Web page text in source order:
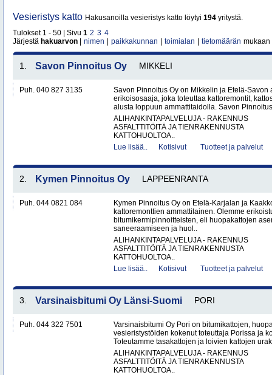
Vesieristys katto Hakusanoilla vesieristys katto löytyi 194 yritystä.
Tulokset 1 - 50 | Sivu 1 2 3 4
Järjestä hakuarvon nimen paikkakunnan toimialan tietomäärän mukaan
1. Savon Pinnoitus Oy MIKKELI
Puh. 040 827 3135
Savon Pinnoitus Oy on Mikkelin ja Etelä-Savon
erikoisosaaja, joka toteuttaa kattoremontit,
alusta loppuun ammattitaidolla. Savon
ALIHANKINTAPALVELUJA - RAKENNUS
ASFALTTITÖITÄ JA TIENRAKENNUSTA
KATTOHUOLTOA..
Lue lisää..
Kotisivut Tuotteet ja palvelut
2. Kymen Pinnoitus Oy LAPPEENRANTA
Puh. 044 0821 084
Kymen Pinnoitus Oy on Etelä-Karjalan ja
kattoremonttien ammattilainen. Olemme
bitumikermipinnoitteisten, eli huopakattojen
saneeraamiseen ja huol..
ALIHANKINTAPALVELUJA - RAKENNUS
ASFALTTITÖITÄ JA TIENRAKENNUSTA
KATTOHUOLTOA..
Lue lisää..
Kotisivut Tuotteet ja palvelut
3. Varsinaisbitumi Oy Länsi-Suomi PORI
Puh. 044 322 7501
Varsinaisbitumi Oy Pori on bitumikattojen,
vesieristystöiden kokenut toteuttaja Porissa ja
Toteutamme tasakattojen ja loivien kattojen
ALIHANKINTAPALVELUJA - RAKENNUS
ASFALTTITÖITÄ JA TIENRAKENNUSTA
KATTOHUOLTOA..